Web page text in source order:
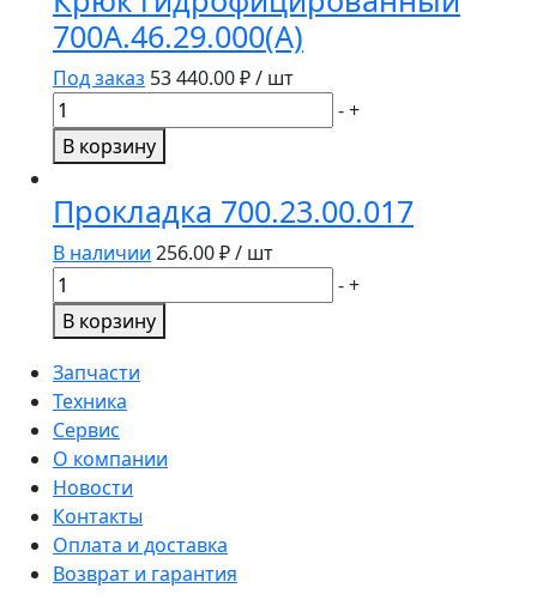
701.01.01.604
шнека
"Клевер"
700А.46.29.000(А)
Под заказ 53 440.00₽ / шт
Количество
товара
Крюк
700А.46.29.000(А)
-+
В корзину
Прокладка 700.23.00.017
В наличии 256.00₽ / шт
Количество
товара
Прокладка
700.23.00.017
-+
В корзину
Запчасти
Техника
Сервис
О компании
Новости
Контакты
Оплата и доставка
Возврат и гарантия